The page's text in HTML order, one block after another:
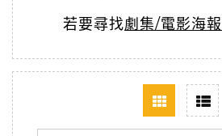
若要尋找劇集/電影海報